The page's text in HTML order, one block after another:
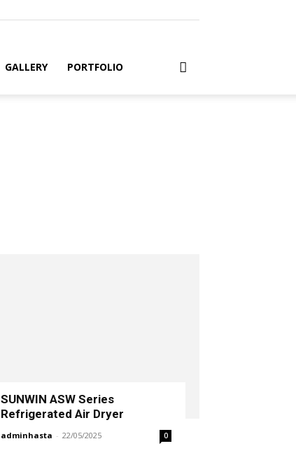
GALLERY PORTFOLIO
SUNWIN ASW Series
Refrigerated Air Dryer
adminhasta - 22/05/2025 0